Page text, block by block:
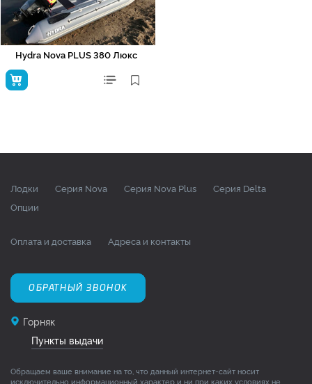
Hydra Nova PLUS 380 Люкс
Лодки Серия Nova Серия Nova Plus
Серия Delta
Опции
Оплата и доставка Адреса и контакты
ОБРАТНЫЙ ЗВОНОК
Горняк
Пункты выдачи
Обращаем ваше внимание на то, что данный интернет-сайт носит
исключительно информационный характер и ни при каких условиях не